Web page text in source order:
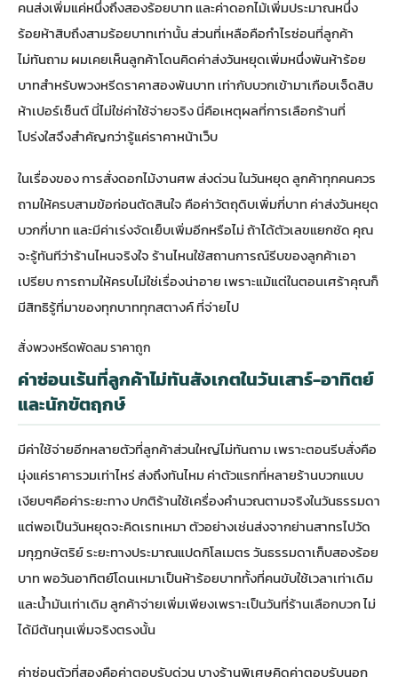
คนส่งเพิ่มแค่หนึ่งถึงสองร้อยบาท และค่าดอกไม้เพิ่มประมาณหนึ่ง
ร้อยห้าสิบถึงสามร้อยบาทเท่านั้น ส่วนที่เหลือคือกำไรซ่อนที่ลูกค้า
ไม่ทันถาม ผมเคยเห็นลูกค้าโดนคิดค่าส่งวันหยุดเพิ่มหนึ่งพันห้าร้อย
บาทสำหรับพวงหรีดราคาสองพันบาท เท่ากับบวกเข้ามาเกือบเจ็ดสิบ
ห้าเปอร์เซ็นต์ นี่ไม่ใช่ค่าใช้จ่ายจริง นี่คือเหตุผลที่การเลือกร้านที่
โปร่งใสจึงสำคัญกว่ารู้แค่ราคาหน้าเว็บ
ในเรื่องของการสั่งดอกไม้งานศพ ส่งด่วน ในวันหยุดลูกค้าทุกคนควร
ถามให้ครบสามข้อก่อนตัดสินใจ คือค่าวัตถุดิบเพิ่มกี่บาท ค่าส่งวันหยุด
บวกกี่บาท และมีค่าเร่งจัดเย็บเพิ่มอีกหรือไม่ ถ้าได้ตัวเลขแยกชัด คุณ
จะรู้ทันทีว่าร้านไหนจริงใจ ร้านไหนใช้สถานการณ์รีบของลูกค้าเอา
เปรียบ การถามให้ครบไม่ใช่เรื่องน่าอาย เพราะแม้แต่ในตอนเศร้าคุณก็
มีสิทธิรู้ที่มาของทุกบาททุกสตางค์ ที่จ่ายไป
สั่งพวงหรีดพัดลม ราคาถูก
ค่าซ่อนเร้นที่ลูกค้าไม่ทันสังเกตในวันเสาร์-อาทิตย์
และนักขัตฤกษ์
มีค่าใช้จ่ายอีกหลายตัวที่ลูกค้าส่วนใหญ่ไม่ทันถาม เพราะตอนรีบสั่งคือ
มุ่งแค่ราคารวมเท่าไหร่ ส่งถึงทันไหม ค่าตัวแรกที่หลายร้านบวกแบบ
เงียบๆคือค่าระยะทาง ปกติร้านใช้เครื่องคำนวณตามจริงในวันธรรมดา
แต่พอเป็นวันหยุดจะคิดเรทเหมา ตัวอย่างเช่นส่งจากย่านสาทรไปวัด
มกุฏกษัตริย์ ระยะทางประมาณแปดกิโลเมตร วันธรรมดาเก็บสองร้อย
บาท พอวันอาทิตย์โดนเหมาเป็นห้าร้อยบาททั้งที่คนขับใช้เวลาเท่าเดิม
และน้ำมันเท่าเดิม ลูกค้าจ่ายเพิ่มเพียงเพราะเป็นวันที่ร้านเลือกบวก ไม่
ได้มีต้นทุนเพิ่มจริงตรงนั้น
ค่าซ่อนตัวที่สองคือค่าตอบรับด่วน บางร้านพิเศษคิดค่าตอบรับนอก